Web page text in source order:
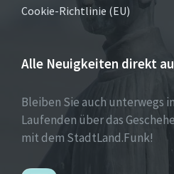
Cookie-Richtlinie (EU)
Alle Neuigkeiten direkt
Bleiben Sie auch unterwegs
Laufenden über das
mit dem StadtLand.Funk!